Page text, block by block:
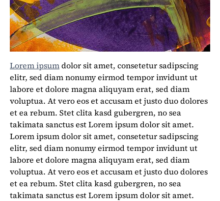
Lorem ipsumdolor sit amet, consetetur sadipscing
elitr, sed diam nonumy eirmod tempor invidunt ut
labore et dolore magna aliquyam erat, sed diam
voluptua. At vero eos et accusam et justo duo dolores
et ea rebum. Stet clita kasd gubergren, no sea
takimata sanctus est Lorem ipsum dolor sit amet.
Lorem ipsum dolor sit amet, consetetur sadipscing
elitr, sed diam nonumy eirmod tempor invidunt ut
labore et dolore magna aliquyam erat, sed diam
voluptua. At vero eos et accusam et justo duo dolores
et ea rebum. Stet clita kasd gubergren, no sea
takimata sanctus est Lorem ipsum dolor sit amet.